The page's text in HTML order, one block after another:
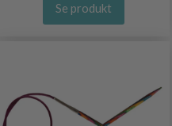
Se produkt